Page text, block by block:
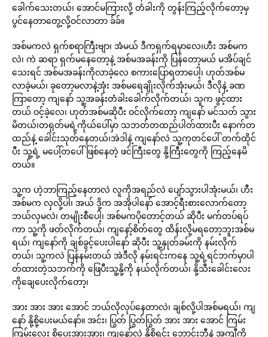
ခေါက်သေးတယ်၊ အောင်မကြားလို့ တံခါးကို တွန်းကြည့်လိုက်တော့မှ
ပွင်နေတာတွေ့လို့ဝင်လာတာ ခ်ခ်။
အစ်မကလဲ ရှက်စရာကြီးဗျာ၊ အံမယ် ဒီကရှက်ရမှာလေ၊ဟီး အစ်မက
လဲ၊ ကဲ ဆရာ ရှက်မနေတော့နဲ့ အစ်မအခန်းကို ပြန်တော့မယ် မအိပ်ချင်
သေးရင် အစ်မအခန်းကိုလာခဲ့လေ စကားပြောရတာပေါ့၊ ဟုတ်အစ်မ
လာခဲ့မယ်၊ ခုတော့မလာနဲ့အုံး အစ်မရေချိုးလိုက်အုံးမယ်၊ ဒီလိုနဲ့ ခဏ
ကြာတော့ ကျနော် သူ့အခန်းတံခါးခေါက်လိုက်တယ်၊ သူက ဖွင့်ထား
တယ် ဝင့်ခဲ့လေ၊ ဟုတ်အစ်မဆိုပီး ဝင်လိုက်တော့ ကျနော် မင်သတ် သွား
မိတယ်၊တရုတ်မရဲ့ကိုယ်ပေါ်မှာ သဘတ်တထည်ပါတ်ထားပီး နောက်တ
ထည်နဲ့ ခေါင်းသုတ်နေတယ်၊အဲဒါနဲ့ ကျနော်လဲ သူ့ကုတင်ပေါ် တက်ထိုင်
ပီး သူ့ရဲ့ မပေါ့်တပေါ် ဖြစ်နေတဲ့ ဖင်ကြီးတွေ နို့ကြီးတွေကို ကြည့်နေမိ
တယ်။
သူ့က ဟဲ့ဘာကြည့်နေတာလဲ လူကိုအရည်လဲ ပျော်သွားပါအုံးမယ်၊ ဟီး
အစ်မက လှလို့ပါ၊ အယ် ဒို့က အအိုပါနော် အောင့်ရီးစားလောက်တော့
ဘယ်လှမလဲ၊ တမျိုးစီပေါ့၊ အစ်မကပိုတောင့်တယ် ဆိုပီး မက်တပ်ရပ်
ကာ သူ့ကို ဖတ်လိုက်တယ်၊ ကျနော့်စိတ်တွေ ထိန်းလို့မရတော့ဘူးအစ်မ
ရယ်၊ ကျနော်ကို ချစ်ခွင့်ပေးပါနော် ဆိုပီး သူ့နှုတ်ခမ်းကို နမ်းလိုက်
တယ်၊ သူ့ကလဲ ပြန်နမ်းတယ် အဲဒီလို နမ်းရင်းကနေ သူ့ရဲ့ရင်ဘက်မှာပါ
တ်ထားတဲ့သဘက်ကို ဖြေပီးသူ့နို့ကို နယ်လိုက်တယ်၊ နို့သီးခေါင်းလေး
ကိုချေပေးလိုက်တော့၊
အား အား အား အောင် ဘယ်လိုလုပ်နေတာလဲ၊ ချစ်လို့ပါအစ်မရယ်၊ ကျ
နော် နို့စို့ပေးမယ်နော်။ အင်း၊ ပြွတ် ပြွတ်ပြွတ် အား အား အောင် ကြမ်း
ကြမ်းလေး စို့ပေးအားအား၊ ကျနော်လဲ နို့စို့ရင်း ဘောင်းဘီနဲ့ အကျီကို